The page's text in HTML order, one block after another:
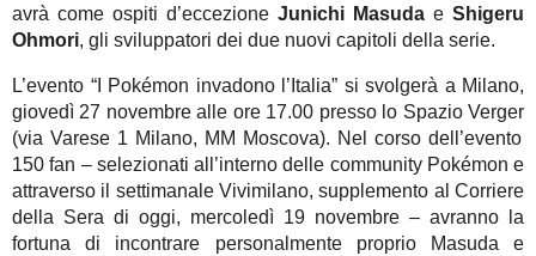
avrà come ospiti d’eccezione Junichi Masuda e Shigeru
Ohmori, gli sviluppatori dei due nuovi capitoli della serie.
L’evento “I Pokémon invadono l’Italia” si svolgerà a Milano,
giovedì 27 novembre alle ore 17.00 presso lo Spazio Verger
(via Varese 1 Milano, MM Moscova). Nel corso dell’evento
150 fan – selezionati all’interno delle community Pokémon e
attraverso il settimanale Vivimilano, supplemento al Corriere
della Sera di oggi, mercoledì 19 novembre – avranno la
fortuna di
incontrare personalmente proprio Masuda e